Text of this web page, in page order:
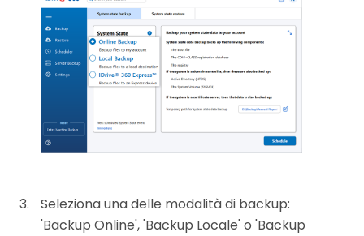
Seleziona una delle modalità di backup:
'Backup Online', 'Backup Locale' o 'Backup